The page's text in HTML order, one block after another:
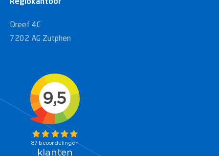
Regiokantoor
Dreef 4C
7202 AG Zutphen